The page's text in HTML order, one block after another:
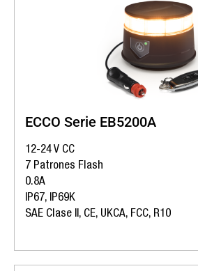
ECCO Serie EB5200A
12-24 V CC
7 Patrones Flash
0.8A
IP67, IP69K
SAE Clase II, CE, UKCA, FCC, R10